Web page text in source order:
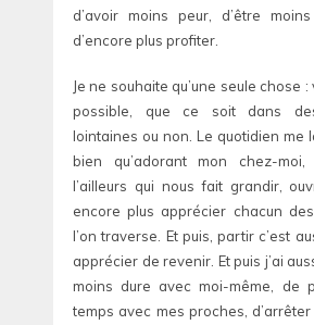
d’avoir moins peur, d’être
d’encore plus profiter.
Je ne souhaite qu’une seule chose
possible, que ce soit dans
lointaines ou non. Le quotidien me
bien qu’adorant mon chez-moi,
l’ailleurs qui nous fait grandir,
encore plus apprécier chacun
l’on traverse. Et puis, partir c’est
apprécier de revenir. Et puis j’ai
moins dure avec moi-même, de
temps avec mes proches,